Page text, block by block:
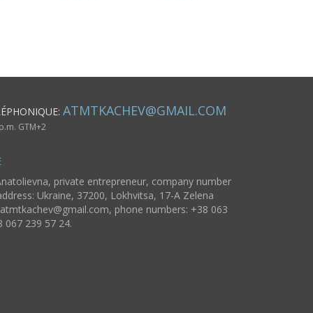
ATMTKACHEV@GMAIL.COM
GTM+2
private entrepreneur, company number
Ukraine, 37200, Lokhvitsa, 17-A Zelena
atmtkachev@gmail.com, phone numbers: +38 063
067 239 57 24.